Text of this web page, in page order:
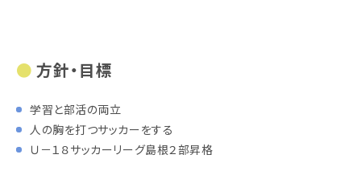
方針・目標
学習と部活の両立
人の胸を打つサッカーをする
Ｕ－１８サッカーリーグ島根２部昇格